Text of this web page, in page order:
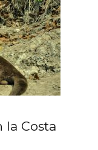
la Costa